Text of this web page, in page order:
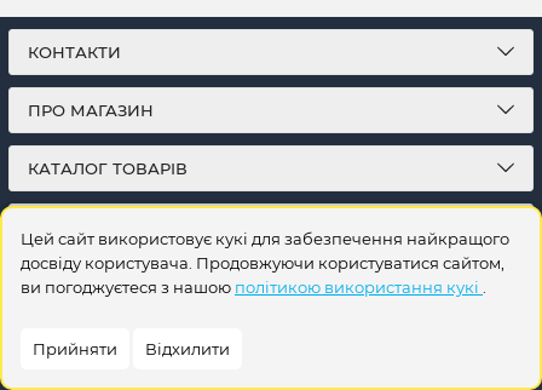
КОНТАКТИ
ПРО МАГАЗИН
КАТАЛОГ ТОВАРІВ
© 2026 Інтернет-магазин на
Цей сайт використовує кукі для забезпечення найкращого
досвіду користувача. Продовжуючи користуватися сайтом,
ви погоджуєтеся з нашою політикою використання кукі
Прийняти Відхилити